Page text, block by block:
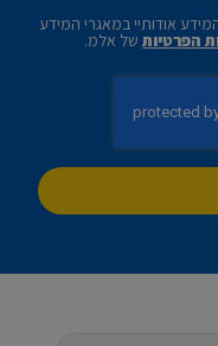
אודותיי במאגרי המידע
הפרטיותשל אלמ.